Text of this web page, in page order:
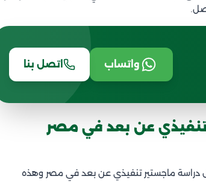
واتساب اتصل بنا
تنفيذي عن بعد في مصر
دراسة ماجستير تنفيذي عن بعد في مصر وهذه